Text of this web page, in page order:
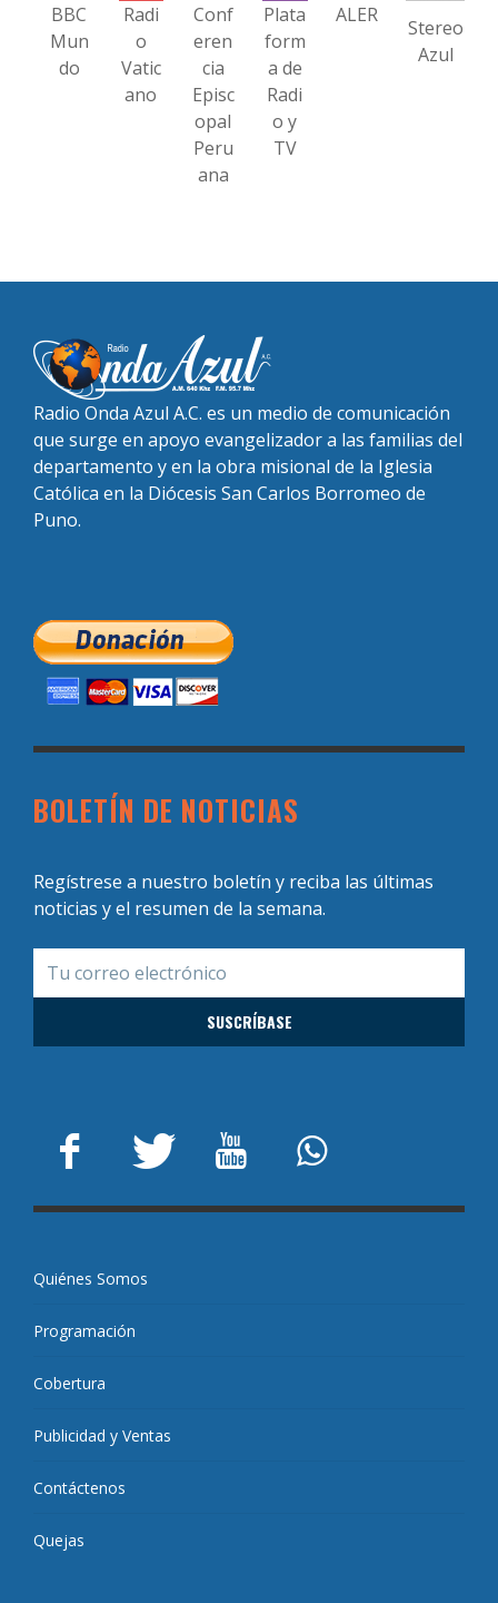
BBC
Mun
do
Radi
o
Vatic
ano
Conf
eren
cia
Episc
opal
Peru
ana
Plata
form
a de
Radi
o y
TV
ALER
Stereo
Azul
Radio Onda Azul A.C. es un medio de comunicación
que surge en apoyo evangelizador a las familias del
departamento y en la obra misional de la Iglesia
Católica en la Diócesis San Carlos Borromeo de
Puno.
BOLETÍN DE NOTICIAS
Regístrese a nuestro boletín y reciba las últimas
noticias y el resumen de la semana.
Quiénes Somos
Programación
Cobertura
Publicidad y Ventas
Contáctenos
Quejas